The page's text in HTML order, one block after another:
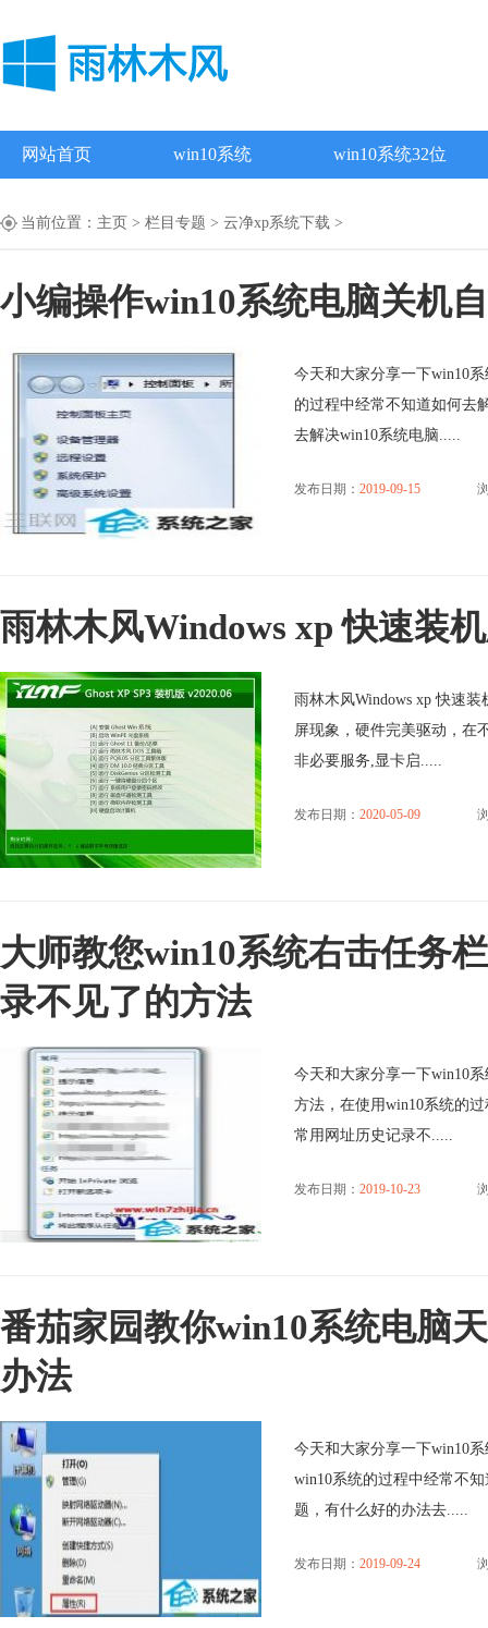
网站首页 win10系统 win10系统32位
当前位置： 主页 > 栏目专题 > 云净xp系统下载 >
小编操作win10系统电脑关机
今天和大家分享一下win10
的过程中经常不知道如何去
去解决win10系统电脑.....
发布日期： 2019-09-15
雨林木风Windows xp 快速装
雨林木风Windows xp 快速
屏现象，硬件完美驱动，在
非必要服务,显卡启.....
发布日期： 2020-05-09
大师教您win10系统右击任务
录不见了的方法
今天和大家分享一下win10
方法，在使用win10系统的
常用网址历史记录不.....
发布日期： 2019-10-23
番茄家园教你win10系统电脑
办法
今天和大家分享一下win10
win10系统的过程中经常不
题，有什么好的办法去.....
发布日期： 2019-09-24